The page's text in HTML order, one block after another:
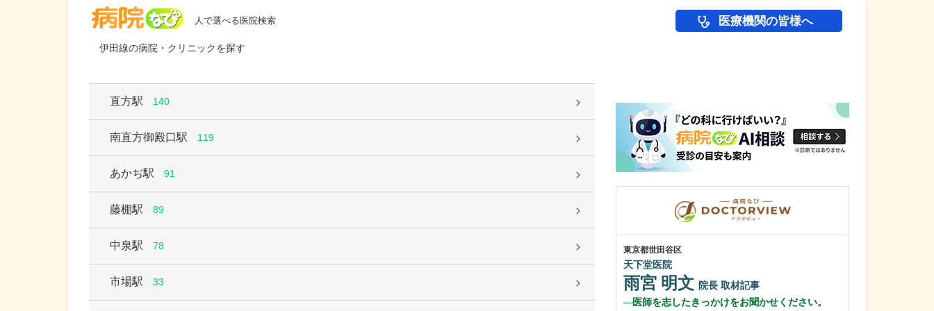
人で選べる医院検索 医療機関の皆様へ
伊田線の病院・クリニックを探す
直方駅 140
南直方御殿口駅 119
あかぢ駅 91
藤棚駅 89
中泉駅 78
市場駅 33
中野富士見町耳鼻咽喉科
特に先生が力を入れている診療について教えて
東京都世田谷区
天下堂医院
雨宮 明文 院長 取材記事
医師を志したきっかけをお聞かせください。